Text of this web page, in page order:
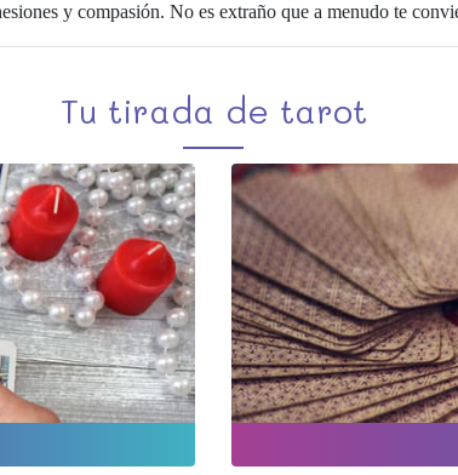
y compasión. No es extraño que a menudo te
Tu tirada de tarot